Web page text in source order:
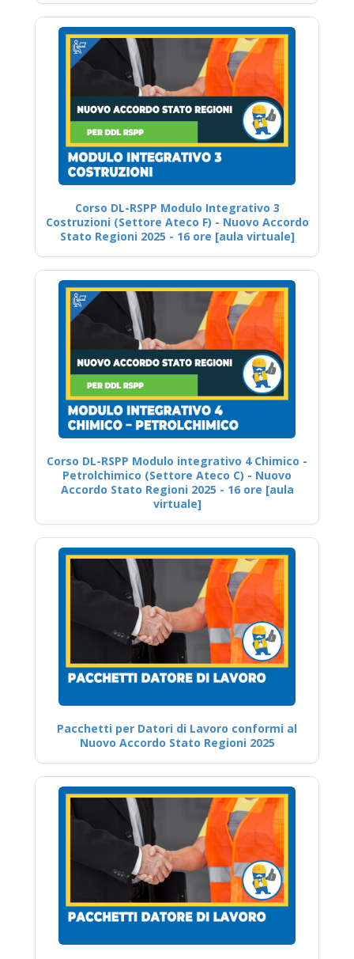
Corso DL-RSPP Modulo Integrativo 3
Costruzioni (Settore Ateco F) - Nuovo Accordo
Stato Regioni 2025 - 16 ore [aula virtuale]
Corso DL-RSPP Modulo integrativo 4 Chimico -
Petrolchimico (Settore Ateco C) - Nuovo
Accordo Stato Regioni 2025 - 16 ore [aula
virtuale]
Pacchetti per Datori di Lavoro conformi al
Nuovo Accordo Stato Regioni 2025